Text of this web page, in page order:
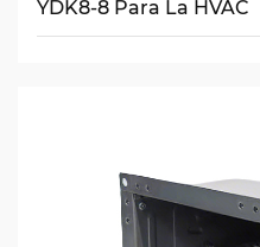
YDK8-8 Para La HVAC